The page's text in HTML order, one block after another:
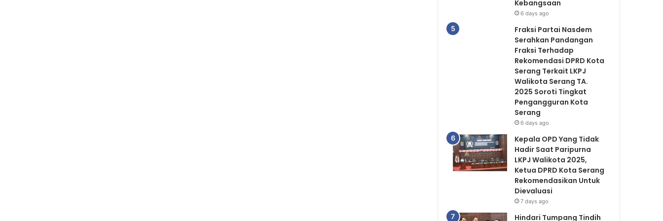
Kebangsaan
6 days ago
Fraksi Partai Nasdem
Serahkan Pandangan
Fraksi Terhadap
Rekomendasi DPRD Kota
Serang Terkait LKPJ
Walikota Serang TA.
2025 Soroti Tingkat
Pengangguran Kota
Serang
6 days ago
Kepala OPD Yang Tidak
Hadir Saat Paripurna
LKPJ Walikota 2025,
Ketua DPRD Kota Serang
Rekomendasikan Untuk
Dievaluasi
7 days ago
Hindari Tumpang Tindih